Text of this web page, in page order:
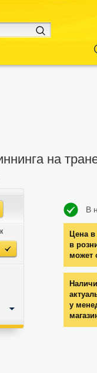
на
В
Цена в
в
может
у